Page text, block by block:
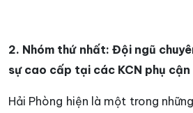
2. Nhóm thứ nhất: Đội ngũ
sự cao cấp tại các KCN phụ cận
Hải Phòng hiện là một trong